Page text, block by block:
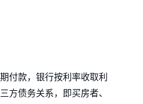
付款，银行按利率收取利
方债务关系，即买房者、